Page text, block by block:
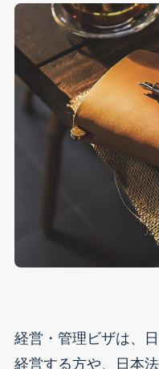
経営・管理ビザは、
経営する方や、日本